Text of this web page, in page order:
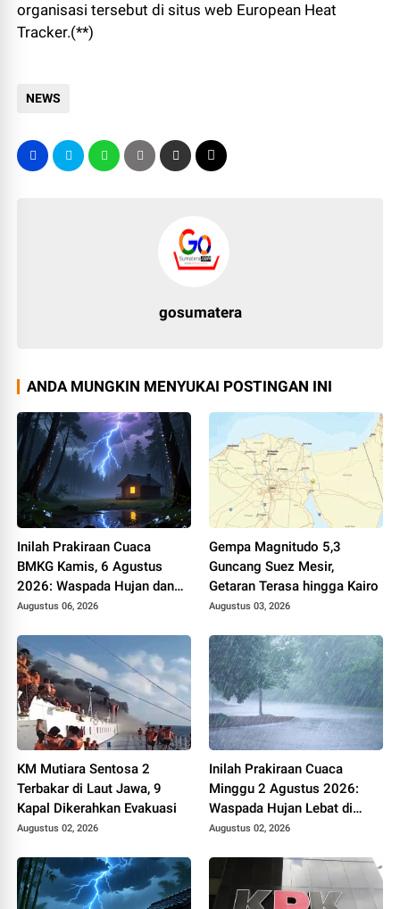
organisasi tersebut di situs web European Heat
Tracker.(**)
NEWS
gosumatera
ANDA MUNGKIN MENYUKAI POSTINGAN INI
Inilah Prakiraan Cuaca
BMKG Kamis, 6 Agustus
2026: Waspada Hujan dan
Petir
Augustus 06, 2026
Gempa Magnitudo 5,3
Guncang Suez Mesir,
Getaran Terasa hingga Kairo
Augustus 03, 2026
KM Mutiara Sentosa 2
Terbakar di Laut Jawa, 9
Kapal Dikerahkan Evakuasi
Augustus 02, 2026
Inilah Prakiraan Cuaca
Minggu 2 Agustus 2026:
Waspada Hujan Lebat di
Aceh hingga Bengkulu
Augustus 02, 2026